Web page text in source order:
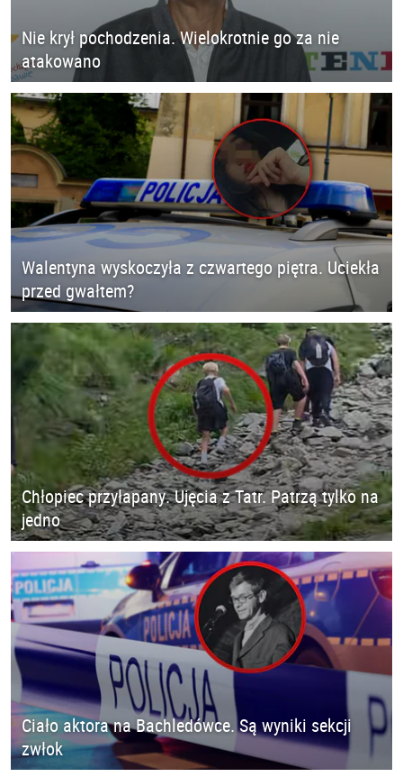
Nie krył pochodzenia. Wielokrotnie go za nie
atakowano
Walentyna wyskoczyła z czwartego piętra. Uciekła
przed gwałtem?
Chłopiec przyłapany. Ujęcia z Tatr. Patrzą tylko na
jedno
Ciało aktora na Bachledówce. Są wyniki sekcji
zwłok